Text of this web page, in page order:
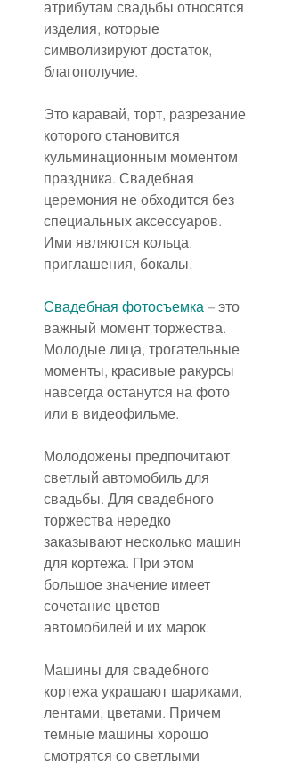
атрибутам свадьбы относятся
изделия, которые
символизируют достаток,
благополучие.
Это каравай, торт, разрезание
которого становится
кульминационным моментом
праздника. Свадебная
церемония не обходится без
специальных аксессуаров.
Ими являются кольца,
приглашения, бокалы.
Свадебная фотосъемка – это
важный момент торжества.
Молодые лица, трогательные
моменты, красивые ракурсы
навсегда останутся на фото
или в видеофильме.
Молодожены предпочитают
светлый автомобиль для
свадьбы. Для свадебного
торжества нередко
заказывают несколько машин
для кортежа. При этом
большое значение имеет
сочетание цветов
автомобилей и их марок.
Машины для свадебного
кортежа украшают шариками,
лентами, цветами. Причем
темные машины хорошо
смотрятся со светлыми